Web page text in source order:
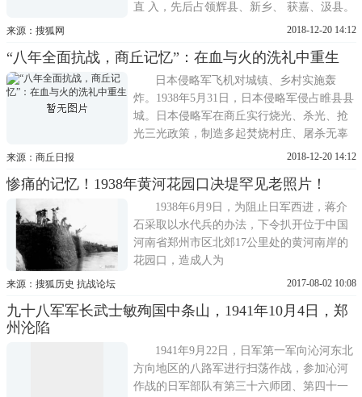
直 入，先后占领辉县、新乡、 获嘉、汲县。
另一支由山东 侵来的日军相继占领长垣、 封
市以前，先进攻国民党军队 设防的汲县杨井
村。他们先 用重炮轰击，继以坦克开 道，
步、
来源：搜狐网 2018-12-20 14:12
“八年全面抗战，商丘记忆”：在血与火的洗礼中重生
日本侵略军飞机对城镇、乡村实施轰
炸。1938年5月31日，日本侵略军侵占睢县县
城。日本侵略军在商丘实行烧光、杀光、抢
光三光政策，制造多起焚烧村庄、屠杀无辜
村民的大血案。太平集战斗示意图。左下图
八路军第四纵队奉命改编为新四军第四师，
彭雪枫任师长兼政委。图为反顽斗争中的新
四军第四师
来源：商丘日报 2018-12-20 14:12
惨痛的记忆！1938年黄河花园口决堤罕见老照片！
1938年6月9日，为阻止日军西进，蒋介
石采取以水代兵的办法，下令扒开位于中国
河南省郑州市区北郊17公里处的黄河南岸的
花园口，造成人为
来源：搜狐历史 抗战论坛 2017-08-02 10:08
九十八军军长武士敏殉国中条山，1941年10月4日，郑
州沦陷
1941年9月22日，日军第一军向沁河东北
方向地区的八路军进行扫荡作战，参加沁河
作战的日军部队有第三十六师团、第四十一